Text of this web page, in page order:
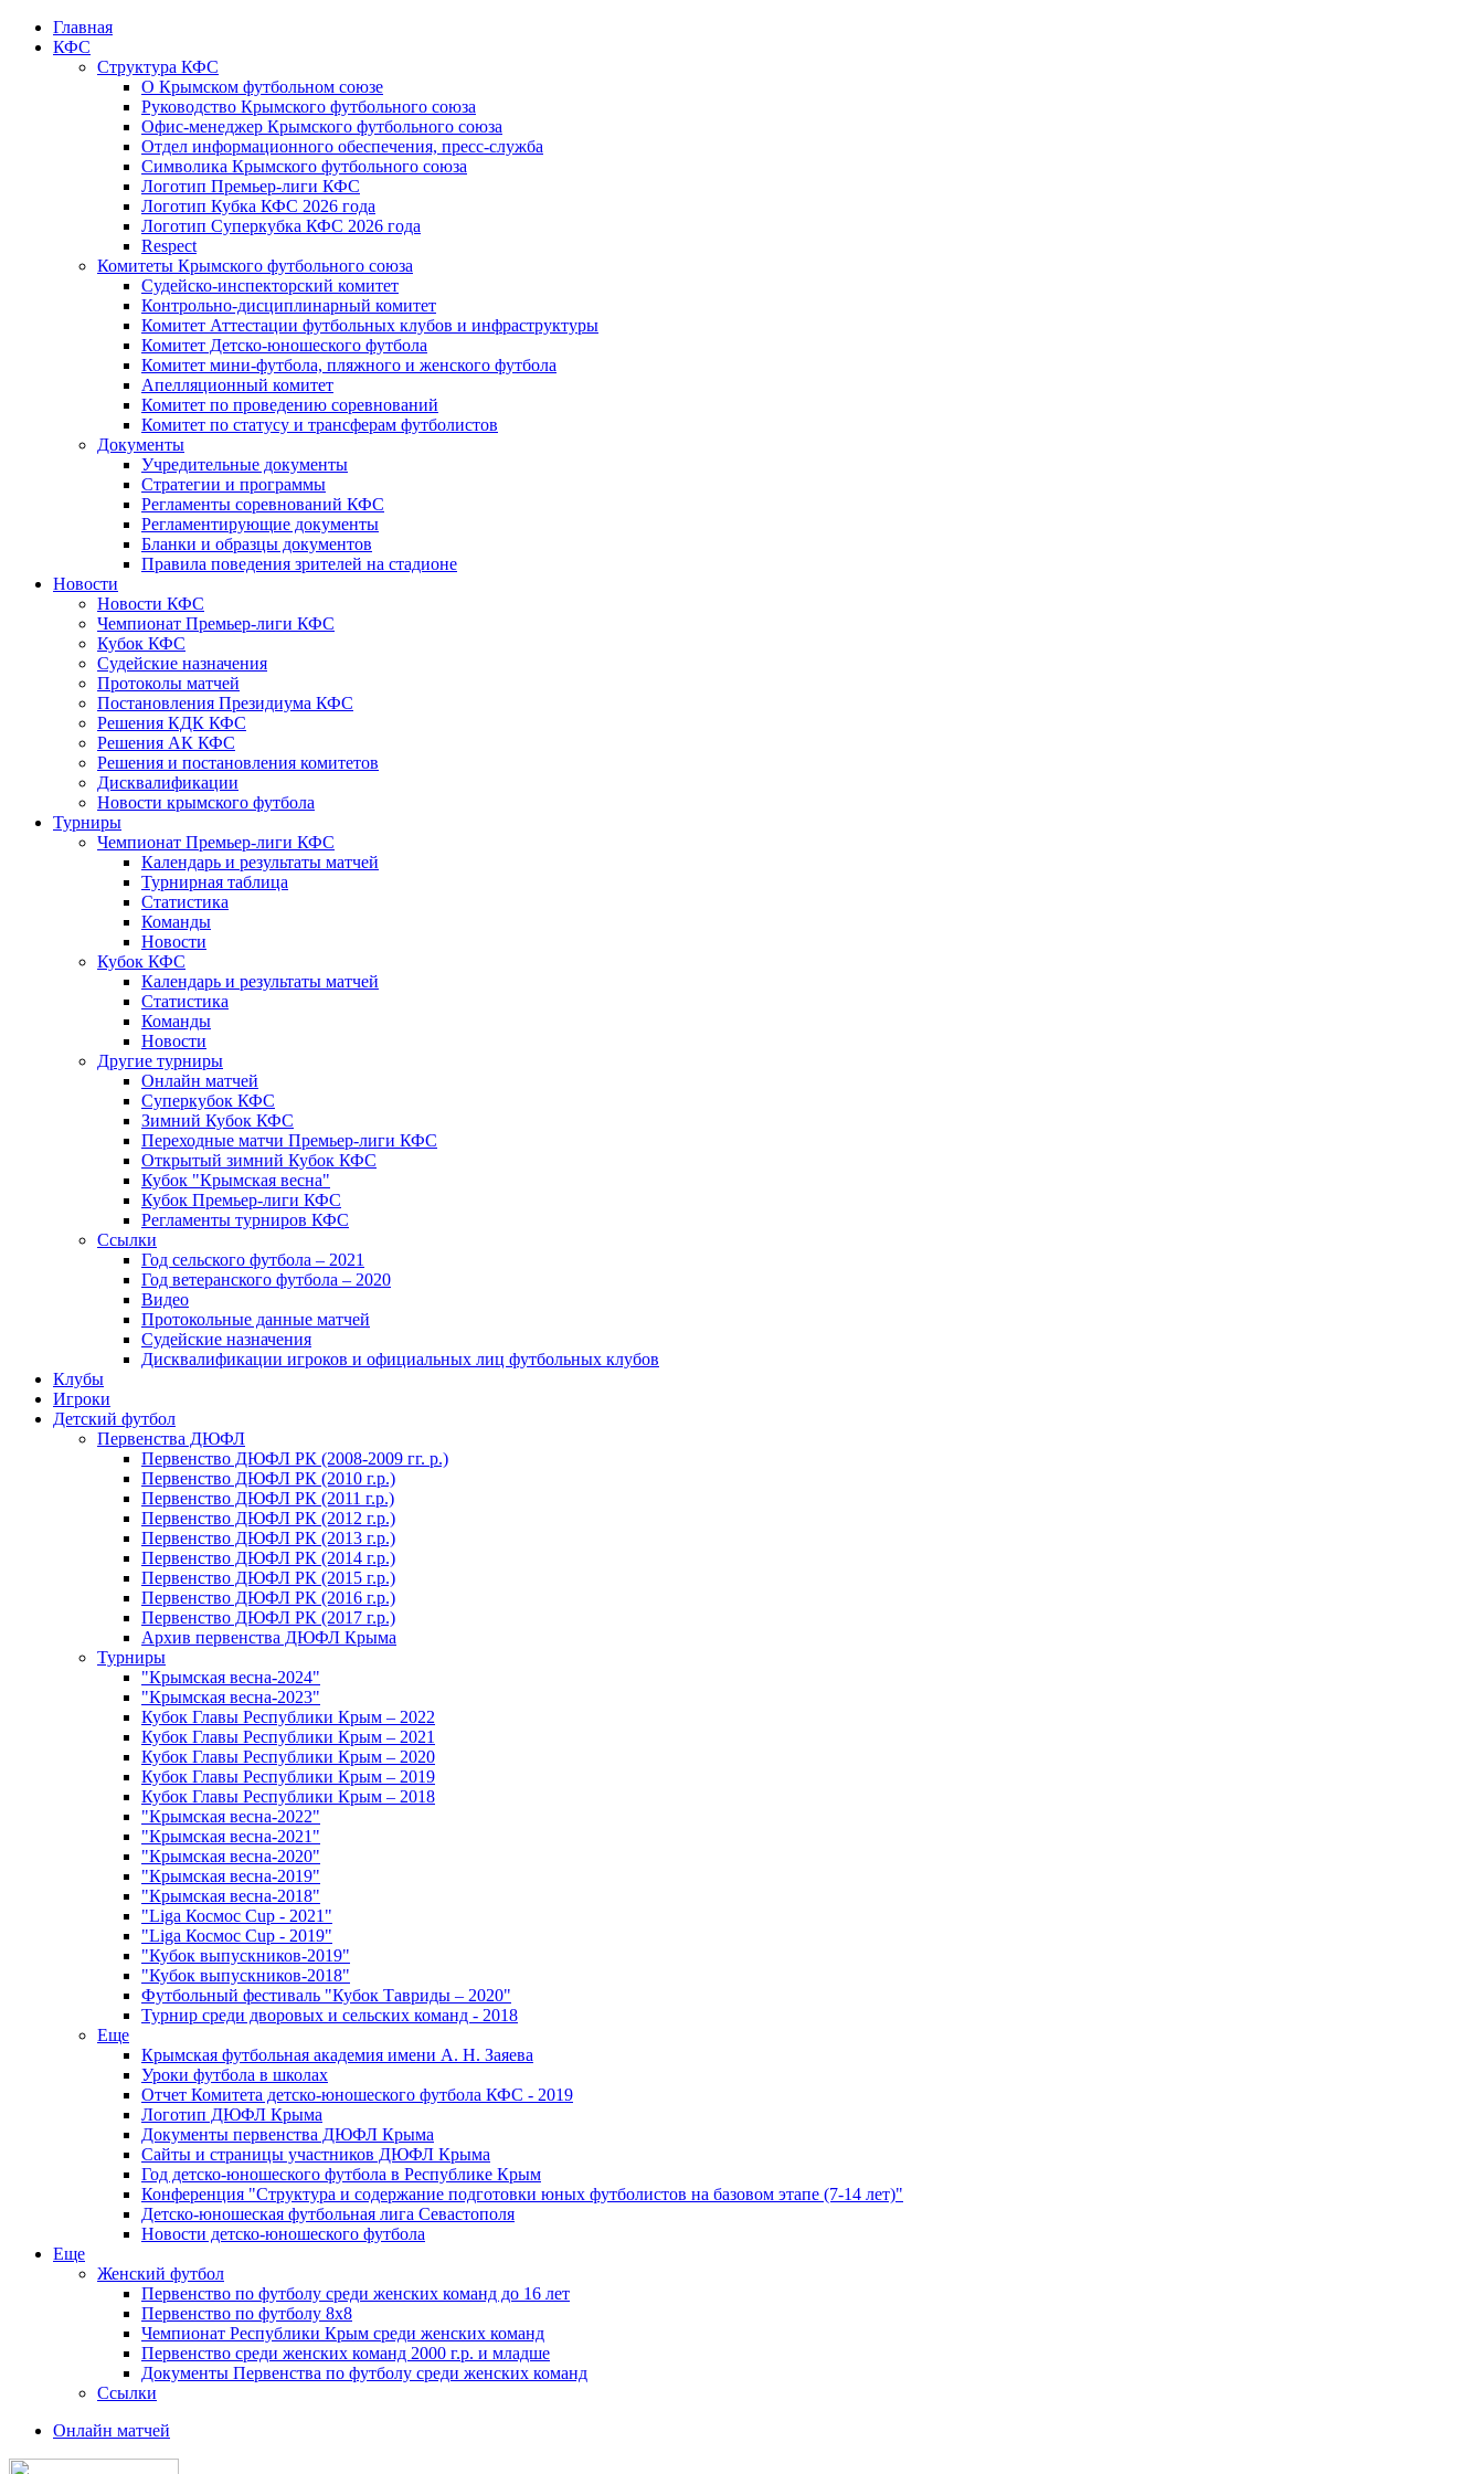
Главная
КФС
Структура КФС
О Крымском футбольном союзе
Руководство Крымского футбольного союза
Офис-менеджер Крымского футбольного союза
Отдел информационного обеспечения, пресс-служба
Символика Крымского футбольного союза
Логотип Премьер-лиги КФС
Логотип Кубка КФС 2026 года
Логотип Суперкубка КФС 2026 года
Respect
Комитеты Крымского футбольного союза
Судейско-инспекторский комитет
Контрольно-дисциплинарный комитет
Комитет Аттестации футбольных клубов и инфраструктуры
Комитет Детско-юношеского футбола
Комитет мини-футбола, пляжного и женского футбола
Апелляционный комитет
Комитет по проведению соревнований
Комитет по статусу и трансферам футболистов
Документы
Учредительные документы
Стратегии и программы
Регламенты соревнований КФС
Регламентирующие документы
Бланки и образцы документов
Правила поведения зрителей на стадионе
Новости
Новости КФС
Чемпионат Премьер-лиги КФС
Кубок КФС
Судейские назначения
Протоколы матчей
Постановления Президиума КФС
Решения КДК КФС
Решения АК КФС
Решения и постановления комитетов
Дисквалификации
Новости крымского футбола
Турниры
Чемпионат Премьер-лиги КФС
Календарь и результаты матчей
Турнирная таблица
Статистика
Команды
Новости
Кубок КФС
Календарь и результаты матчей
Статистика
Команды
Новости
Другие турниры
Онлайн матчей
Суперкубок КФС
Зимний Кубок КФС
Переходные матчи Премьер-лиги КФС
Открытый зимний Кубок КФС
Кубок "Крымская весна"
Кубок Премьер-лиги КФС
Регламенты турниров КФС
Ссылки
Год сельского футбола – 2021
Год ветеранского футбола – 2020
Видео
Протокольные данные матчей
Судейские назначения
Дисквалификации игроков и официальных лиц футбольных клубов
Клубы
Игроки
Детский футбол
Первенства ДЮФЛ
Первенство ДЮФЛ РК (2008-2009 гг. р.)
Первенство ДЮФЛ РК (2010 г.р.)
Первенство ДЮФЛ РК (2011 г.р.)
Первенство ДЮФЛ РК (2012 г.р.)
Первенство ДЮФЛ РК (2013 г.р.)
Первенство ДЮФЛ РК (2014 г.р.)
Первенство ДЮФЛ РК (2015 г.р.)
Первенство ДЮФЛ РК (2016 г.р.)
Первенство ДЮФЛ РК (2017 г.р.)
Архив первенства ДЮФЛ Крыма
Турниры
"Крымская весна-2024"
"Крымская весна-2023"
Кубок Главы Республики Крым – 2022
Кубок Главы Республики Крым – 2021
Кубок Главы Республики Крым – 2020
Кубок Главы Республики Крым – 2019
Кубок Главы Республики Крым – 2018
"Крымская весна-2022"
"Крымская весна-2021"
"Крымская весна-2020"
"Крымская весна-2019"
"Крымская весна-2018"
"Liga Космос Cup - 2021"
"Liga Космос Cup - 2019"
"Кубок выпускников-2019"
"Кубок выпускников-2018"
Футбольный фестиваль "Кубок Тавриды – 2020"
Турнир среди дворовых и сельских команд - 2018
Еще
Крымская футбольная академия имени А. Н. Заяева
Уроки футбола в школах
Отчет Комитета детско-юношеского футбола КФС - 2019
Логотип ДЮФЛ Крыма
Документы первенства ДЮФЛ Крыма
Сайты и страницы участников ДЮФЛ Крыма
Год детско-юношеского футбола в Республике Крым
Конференция "Структура и содержание подготовки юных футболистов на базовом этапе (7-14 лет)"
Детско-юношеская футбольная лига Севастополя
Новости детско-юношеского футбола
Еще
Женский футбол
Первенство по футболу среди женских команд до 16 лет
Первенство по футболу 8х8
Чемпионат Республики Крым среди женских команд
Первенство среди женских команд 2000 г.р. и младше
Документы Первенства по футболу среди женских команд
Ссылки
Онлайн матчей